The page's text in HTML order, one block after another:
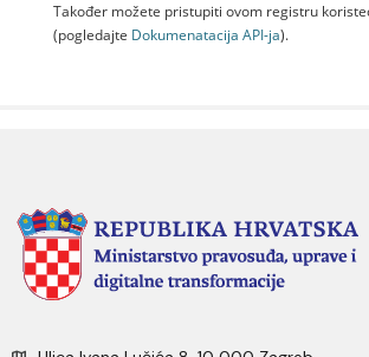
Također možete pristupiti ovom registru
(pogledajte Dokumenаtаcijа API-jа).